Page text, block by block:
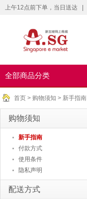
上午12点前下单，当日送达
全部商品分类
首页 > 购物须知 > 新手指南
购物须知
新手指南
付款方式
使用条件
隐私声明
配送方式